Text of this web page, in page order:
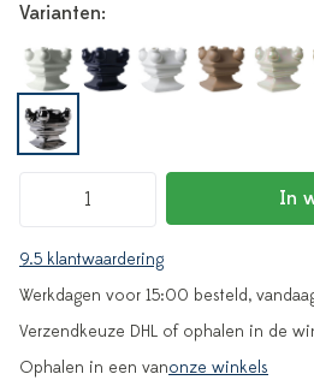
Varianten:
In
9.5 klantwaardering
Werkdagen voor 15:00 besteld,
Verzendkeuze DHL of ophalen in de
Ophalen in een vanonze winkels